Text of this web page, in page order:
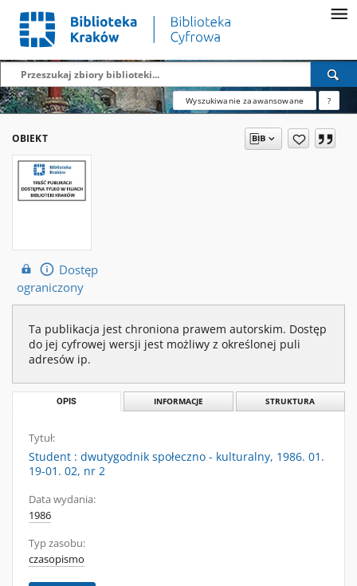
Wyszukiwanie zaawansowane ?
OBIEKT
Dostęp
ograniczony
Ta publikacja jest chroniona prawem autorskim. Dostęp
do jej cyfrowej wersji jest możliwy z określonej puli
adresów ip.
OPIS INFORMACJE STRUKTURA
Tytuł:
Student : dwutygodnik społeczno - kulturalny, 1986. 01.
19-01. 02, nr 2
Data wydania:
1986
Typ zasobu:
czasopismo